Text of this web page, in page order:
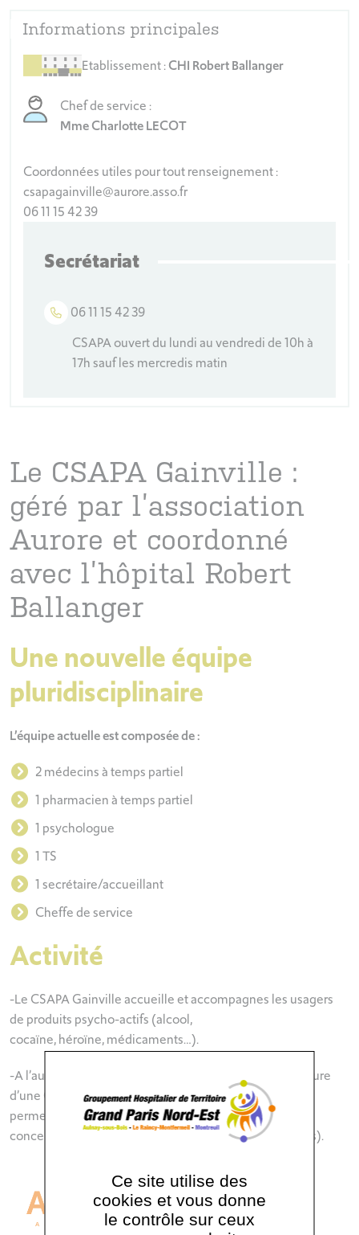
Informations principales
Etablissement :CHI Robert Ballanger
Chef de service :
Mme Charlotte LECOT
Coordonnées utiles pour tout renseignement :
csapagainville@aurore.asso.fr
06 11 15 42 39
Secrétariat
06 11 15 42 39
CSAPA ouvert du lundi au vendredi de 10h à
17h sauf les mercredis matin
Le CSAPA Gainville :
géré par l’association
Aurore et coordonné
avec l’hôpital Robert
Ballanger
Une nouvelle équipe
pluridisciplinaire
L’équipe actuelle est composée de :
2 médecins à temps partiel
1 pharmacien à temps partiel
1 psychologue
1 TS
1 secrétaire/accueillant
Cheffe de service
Activité
-Le CSAPA Gainville accueille et accompagnes les usagers
de produits psycho-actifs (alcool,
cocaïne, héroïne, médicaments…).
-A l’automne 2026, l’équipe sera complétée par l’ouverture
d’une CJC (Consultation Jeunes Consommateurs) qui
permettra de lancer une démarche forte sur le territoire
concernant les addictions avec ou sans produits (écrans).
Ce site utilise des
cookies et vous donne
le contrôle sur ceux